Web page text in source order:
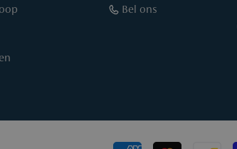
Bel ons